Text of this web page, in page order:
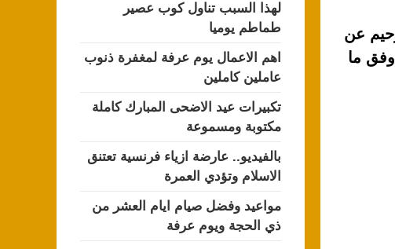
عن
وفق ما
لهذا السبب تناول كوب عصير
طماطم يوميا
اهم الاعمال يوم عرفة لمغفرة ذنوب
عاملين كاملين
تكبيرات عيد الاضحى المبارك كاملة
مكتوبة ومسموعة
بالفيديو.. عارضة ازياء فرنسية تعتنق
الاسلام وتؤدي العمرة
مواعيد وفضل صيام ايام العشر من
ذي الحجة ويوم عرفة